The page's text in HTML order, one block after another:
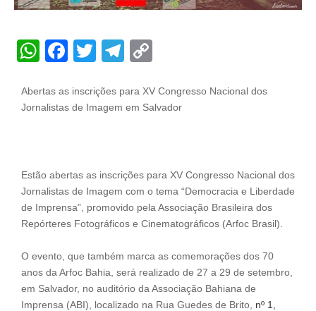
WhatsApp
Facebook
TwitterTelegram
Abertas as inscrições para XV Congresso Nacional dos
Jornalistas de Imagem em Salvador
Estão abertas as inscrições para XV Congresso Nacional dos
Jornalistas de Imagem com o tema “Democracia e Liberdade
de Imprensa”, promovido pela Associação Brasileira dos
Repórteres Fotográficos e Cinematográficos (Arfoc Brasil).
O evento, que também marca as comemorações dos 70
anos da Arfoc Bahia, será realizado de 27 a 29 de setembro,
em Salvador, no auditório da Associação Bahiana de
Imprensa (ABI), localizado na Rua Guedes de Brito, nº 1,